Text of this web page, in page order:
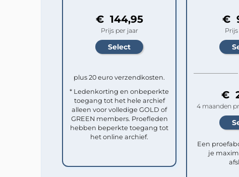
€ 144,95
Prijs per jaar
plus 20 euro verzendkosten.
* Ledenkorting en onbeperkte
toegang tot het hele archief
alleen voor volledige GOLD of
GREEN members. Proefleden
hebben beperkte toegang tot
het online archief.
€
€
4 maanden
Een
je